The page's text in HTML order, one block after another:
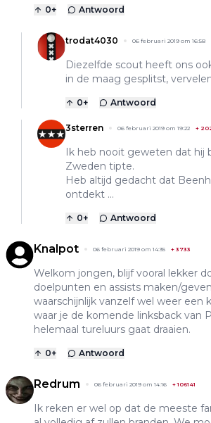
0+ Antwoord
trodat4030 06 februari 2019 om 16:58
Diezelfde scout heeft ons
in de maag gesplitst,
0+ Antwoord
3sterren 06 februari 2019 om 19:22 +
Ik heb nooit geweten dat hij
Zweden tipte.
Heb altijd gedacht dat
ontdekt ...
0+ Antwoord
Knalpot 06 februari 2019 om 14:35 + 3733
Welkom jongen, blijf vooral lekker
doelpunten en assists maken/
waarschijnlijk vanzelf wel weer een
waar je de komende linksback van
helemaal tureluurs gaat draaien.
0+ Antwoord
Redrum 06 februari 2019 om 14:16 +106141
Ik reken er wel op dat de meeste